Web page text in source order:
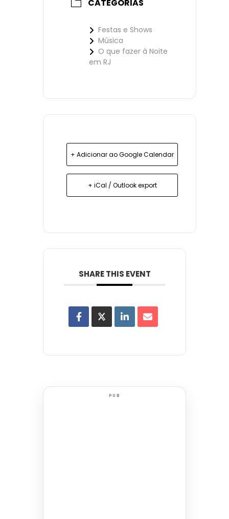
CATEGORIAS
Festas e Shows
Música
O que fazer à Noite
em RJ
+ Adicionar ao Google Calendar
+ iCal / Outlook export
SHARE THIS EVENT
PUB